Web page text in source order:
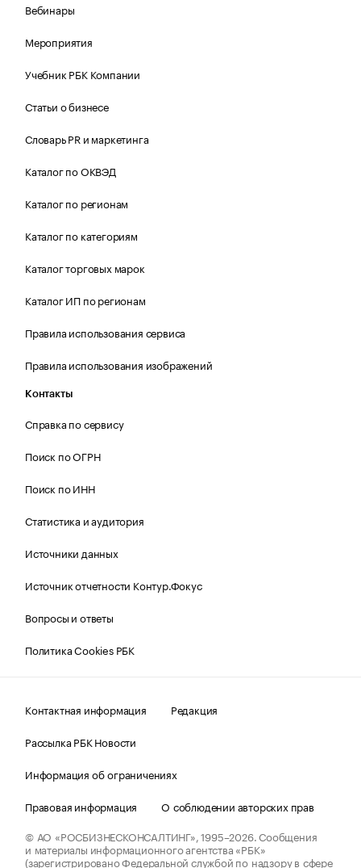
Вебинары
Мероприятия
Учебник РБК Компании
Статьи о бизнесе
Словарь PR и маркетинга
Каталог по ОКВЭД
Каталог по регионам
Каталог по категориям
Каталог торговых марок
Каталог ИП по регионам
Правила использования сервиса
Правила использования изображений
Контакты
Справка по сервису
Поиск по ОГРН
Поиск по ИНН
Статистика и аудитория
Источники данных
Источник отчетности Контур.Фокус
Вопросы и ответы
Политика Cookies РБК
Контактная информация
Редакция
Рассылка РБК Новости
Информация об ограничениях
Правовая информация
О соблюдении авторских прав
© АО «РОСБИЗНЕСКОНСАЛТИНГ»,1995–2026.Сообщения
и материалы информационного агентства «РБК»
(зарегистрировано Федеральной службой по надзору в сфере